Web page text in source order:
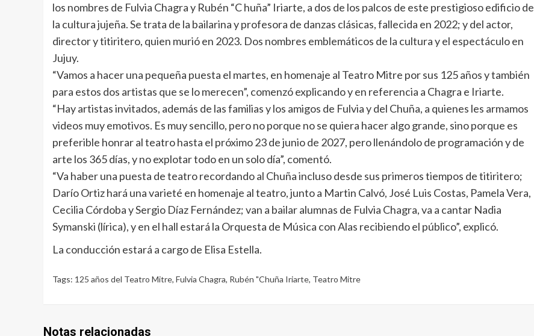
los nombres de Fulvia Chagra y Rubén “C huña” Iriarte, a dos de los palcos de este prestigioso edificio de
la cultura jujeña. Se trata de la bailarina y profesora de danzas clásicas, fallecida en 2022; y del actor,
director y titiritero, quien murió en 2023. Dos nombres emblemáticos de la cultura y el espectáculo en
Jujuy.
“Vamos a hacer una pequeña puesta el martes, en homenaje al Teatro Mitre por sus 125 años y también
para estos dos artistas que se lo merecen”, comenzó explicando y en referencia a Chagra e Iriarte.
“Hay artistas invitados, además de las familias y los amigos de Fulvia y del Chuña, a quienes les armamos
videos muy emotivos. Es muy sencillo, pero no porque no se quiera hacer algo grande, sino porque es
preferible honrar al teatro hasta el próximo 23 de junio de 2027, pero llenándolo de programación y de
arte los 365 días, y no explotar todo en un solo día”, comentó.
“Va haber una puesta de teatro recordando al Chuña incluso desde sus primeros tiempos de titiritero;
Darío Ortiz hará una varieté en homenaje al teatro, junto a Martin Calvó, José Luis Costas, Pamela Vera,
Cecilia Córdoba y Sergio Díaz Fernández; van a bailar alumnas de Fulvia Chagra, va a cantar Nadia
Symanski (lírica), y en el hall estará la Orquesta de Música con Alas recibiendo el público”, explicó.
La conducción estará a cargo de Elisa Estella.
Tags: 125 años del Teatro Mitre, Fulvia Chagra, Rubén "Chuña Iriarte, Teatro Mitre
Notas relacionadas